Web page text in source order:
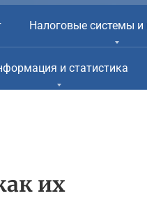
Налоговые системы и
и статистика
их